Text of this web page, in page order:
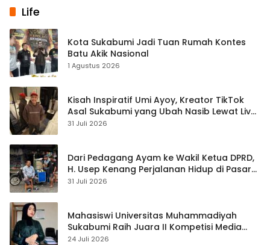
Life
Kota Sukabumi Jadi Tuan Rumah Kontes
Batu Akik Nasional
1 Agustus 2026
Kisah Inspiratif Umi Ayoy, Kreator TikTok
Asal Sukabumi yang Ubah Nasib Lewat Live
Streaming
31 Juli 2026
Dari Pedagang Ayam ke Wakil Ketua DPRD,
H. Usep Kenang Perjalanan Hidup di Pasar
Cisaat
31 Juli 2026
Mahasiswi Universitas Muhammadiyah
Sukabumi Raih Juara II Kompetisi Media
Pembelajaran Digital Tingkat Internasional
24 Juli 2026